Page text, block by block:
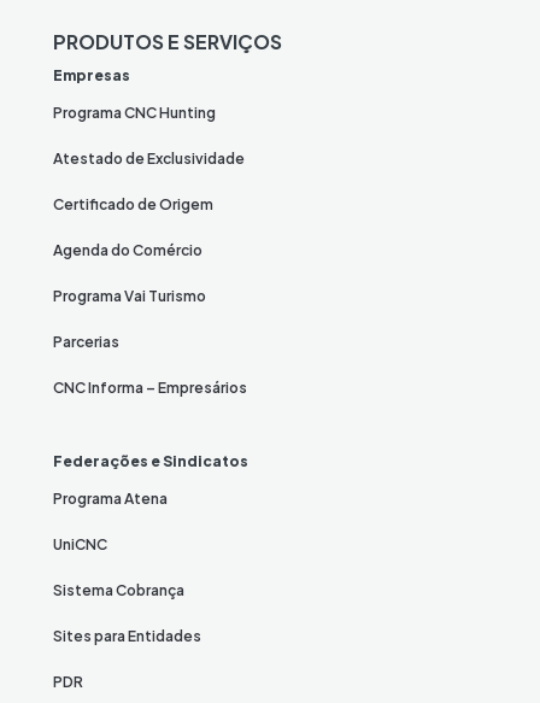
PRODUTOS E SERVIÇOS
Empresas
Programa CNC Hunting
Atestado de Exclusividade
Certificado de Origem
Agenda do Comércio
Programa Vai Turismo
Parcerias
CNC Informa – Empresários
Federações e Sindicatos
Programa Atena
UniCNC
Sistema Cobrança
Sites para Entidades
PDR